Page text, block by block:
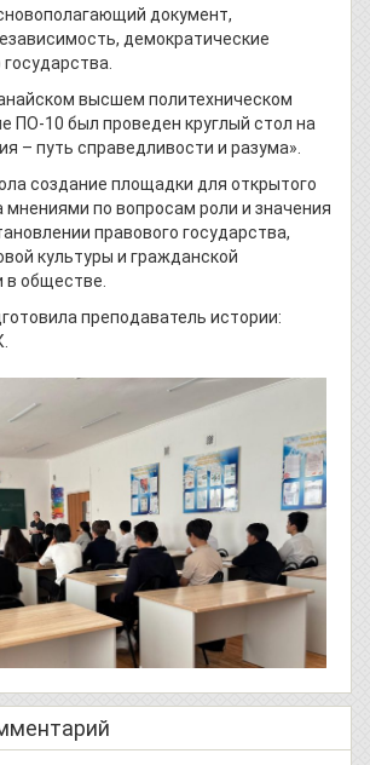
документ,
демократические
высшем политехническом
ПО-10 был проведен круглый стол на
– путь справедливости и разума».
создание площадки для открытого
мнениями по вопросам роли и значения
правового государства,
культуры и гражданской
в обществе.
преподаватель истории: